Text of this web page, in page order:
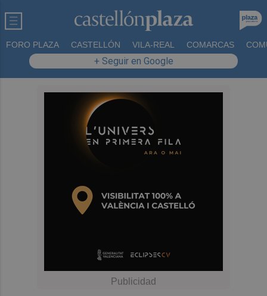
FORO PLAZA CASTELLÓN VILA-REAL COMARCAS
+ Seguir en Google